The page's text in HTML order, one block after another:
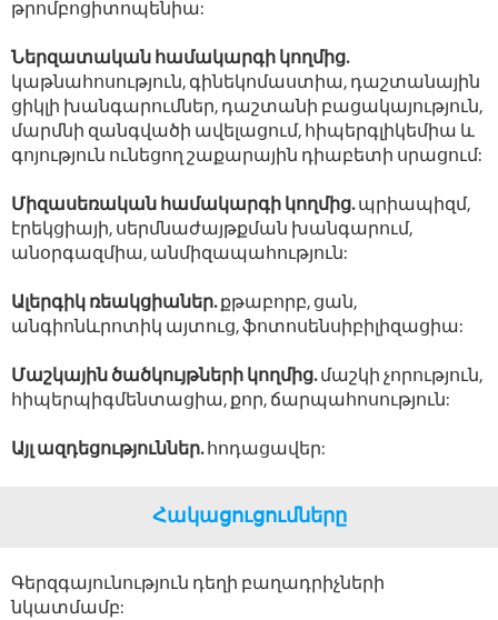
թրոմբոցիտոպենիա:
Ներզատական համակարգի կողմից.
կաթնահոսություն, գինեկոմաստիա, դաշտանային
ցիկլի խանգարումներ, դաշտանի բացակայություն,
մարմնի զանգվածի ավելացում, հիպերգլիկեմիա և
գոյություն ունեցող շաքարային դիաբետի սրացում:
Միզասեռական համակարգի կողմից.պրիապիզմ,
էրեկցիայի, սերմնաժայթքման խանգարում,
անօրգազմիա, անմիզապահություն:
Ալերգիկ ռեակցիաներ.քթաբորբ, ցան,
անգիոնևրոտիկ այտուց, ֆոտոսենսիբիլիզացիա:
Մաշկային ծածկույթների կողմից.մաշկի չորություն,
հիպերպիգմենտացիա, քոր, ճարպահոսություն:
Այլ ազդեցություններ.հոդացավեր:
Հակացուցումները
Գերզգայունություն դեղի բաղադրիչների
նկատմամբ: